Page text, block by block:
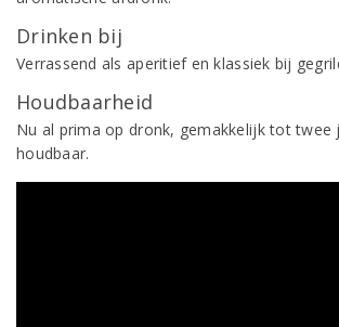
Drinken bij
Verrassend als aperitief en klassiek bij
Houdbaarheid
Nu al prima op dronk, gemakkelijk tot twee
houdbaar.